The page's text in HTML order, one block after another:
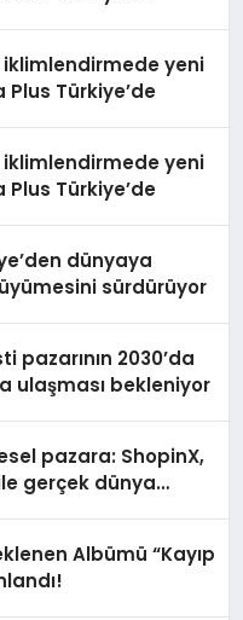
iklimlendirmede yeni
Türkiye’de
iklimlendirmede yeni
Türkiye’de
dünyaya
sürdürüyor
pazarının 2030’da
ulaşması bekleniyor
pazara: ShopinX,
gerçek dünya
Albümü “Kayıp